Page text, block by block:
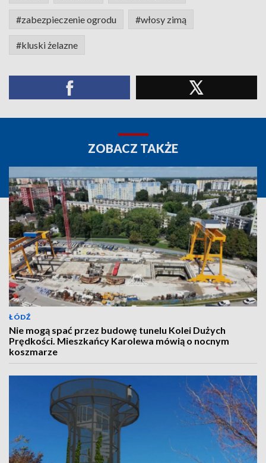
#zabezpieczenie ogrodu #włosy zimą
#kluski żelazne
ZOBACZ TAKŻE
ŁÓDŹ
Nie mogą spać przez budowę tunelu Kolei Dużych
Prędkości. Mieszkańcy Karolewa mówią o nocnym
koszmarze